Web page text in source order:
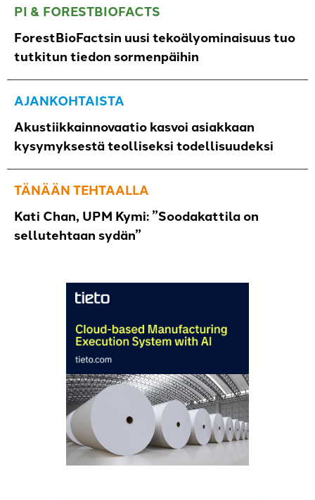
PI & FORESTBIOFACTS
ForestBioFactsin uusi tekoälyominaisuus tuo
tutkitun tiedon sormenpäihin
AJANKOHTAISTA
Akustiikkainnovaatio kasvoi asiakkaan
kysymyksestä teolliseksi todellisuudeksi
TÄNÄÄN TEHTAALLA
Kati Chan, UPM Kymi: ”Soodakattila on
sellutehtaan sydän”